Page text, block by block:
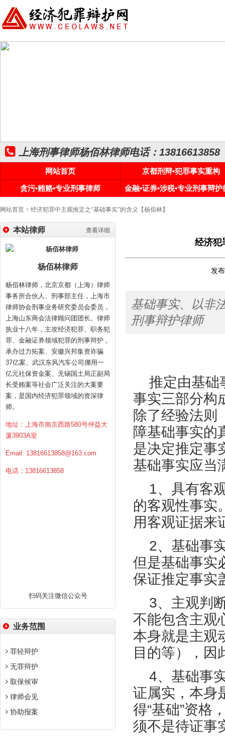
上海刑事律师杨佰林律师电话：13816613858
网站首页
京都刑辩•犯罪事实重构
贪污•贿赂•专业刑事律师
金融•证券•涉税•专业刑事辩护
网站首页 > 经济犯罪中主观推定之“基础事实”的含义【杨佰林】
查看详细
本站律师
杨佰林律师
杨佰林律师，北京京都（上海）律师
事务所合伙人、刑事部主任，上海市
律师协会刑事业务研究委员会委员，
上海山东商会法律顾问团团长。律师
执业十八年，主攻经济犯罪、职务犯
罪、金融证券领域犯罪的刑事辩护，
承办过力拓案、安徽兴邦集资诈骗
37亿案、武汉东风汽车公司挪用一
亿元社保资金案、无锡国土局正副局
长受贿案等社会广泛关注的大案要
案，是国内经济犯罪领域的资深律
师。
地址：上海市南京西路580号仲益大
厦3903A室
Email: 13816613858@163.com
电话：13816613858
扫码关注微信公众号
业务范围
罪轻辩护
无罪辩护
取保候审
律师会见
协助报案
经济犯
发
基础事实、以非
刑事辩护律师
推定由基础
事实三部分构
除了经验法则
障基础事实的
是决定推定事
基础事实应当
1、具有客
的客观性事实
用客观证据来
2、基础事
但是基础事实
保证推定事实
3、主观判
不能包含主观
本身就是主观
目的等），因
4、 基础事
证属实，本身
得“基础”资格
须不是待证事